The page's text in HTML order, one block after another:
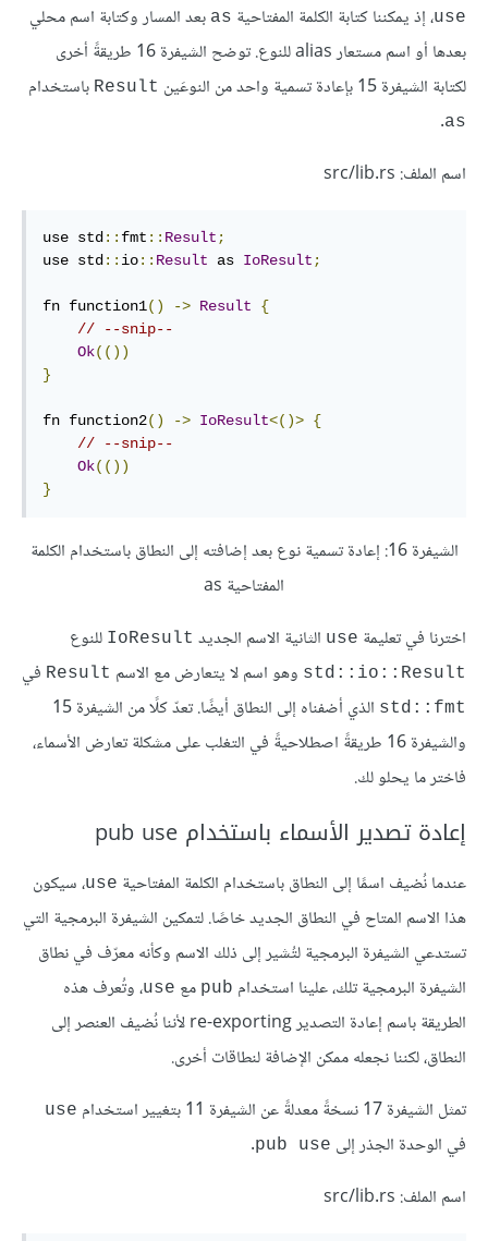
use، إذ يمكننا كتابة الكلمة المفتاحية as بعد المسار وكتابة اسم محلي
بعدها أو اسم مستعار alias للنوع. توضح الشيفرة 16 طريقةً أخرى
لكتابة الشيفرة 15 بإعادة تسمية واحد من النوعَين
Result باستخدام
as
.
اسم الملف: src/lib.rs
use std:: fmt :: Result;
use std:: io:: Result as IoResult;
fn function1() -> Result
{
// --snip--
Ok(())
}
fn function2() -> IoResult<()> {
// --snip--
Ok(())
}
الشيفرة 16: إعادة تسمية نوع بعد إضافته إلى النطاق باستخدام الكلمة
المفتاحية as
اخترنا في تعليمة use الثانية الاسم الجديد IoResult للنوع
std::io::Result وهو اسم لا يتعارض مع الاسم Result في
std::fmt
الذي أضفناه إلى النطاق أيضًا. تعدّ كلًا من الشيفرة 15
والشيفرة 16 طريقةً اصطلاحيةً في التغلب على مشكلة تعارض الأسماء،
فاختر ما يحلو لك.
إعادة تصدير الأسماء باستخدام pub use
عندما نُضيف اسمًا إلى النطاق باستخدام الكلمة المفتاحية use، سيكون
هذا الاسم المتاح في النطاق الجديد خاصًا. لتمكين الشيفرة البرمجية التي
تستدعي الشيفرة البرمجية لتُشير إلى ذلك الاسم وكأنه معرّف في نطاق
الشيفرة البرمجية تلك، علينا استخدام pub مع use، وتُعرف هذه
الطريقة باسم إعادة التصدير re-exporting لأننا نُضيف العنصر إلى
النطاق، لكننا نجعله ممكن الإضافة لنطاقات أخرى.
تمثل الشيفرة 17 نسخةً معدلةً عن الشيفرة 11 بتغيير استخدام
use
في الوحدة الجذر إلى pub use
.
اسم الملف: src/lib.rs